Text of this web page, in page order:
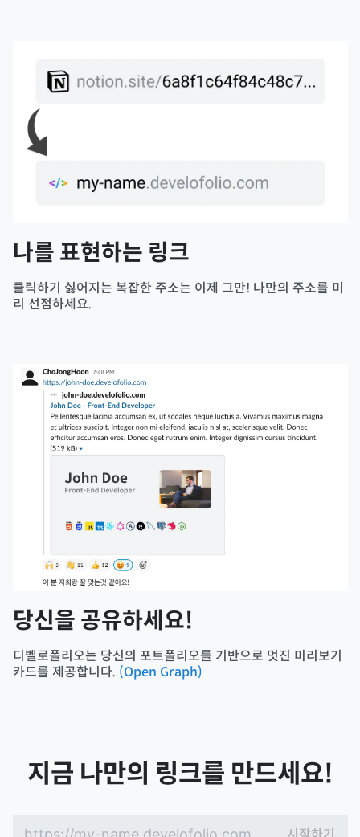
나를 표현하는 링크
클릭하기 싫어지는 복잡한 주소는 이제 그만! 나만의 주소를 미
리 선점하세요.
당신을 공유하세요!
디벨로폴리오는 당신의 포트폴리오를 기반으로 멋진 미리보기
카드를 제공합니다. (Open Graph)
지금 나만의 링크를 만드세요!